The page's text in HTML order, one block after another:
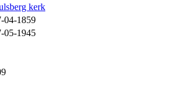
kerk
04-1859
05-1945